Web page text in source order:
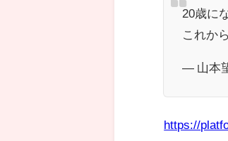
20歳に
これか
— 山本
https://